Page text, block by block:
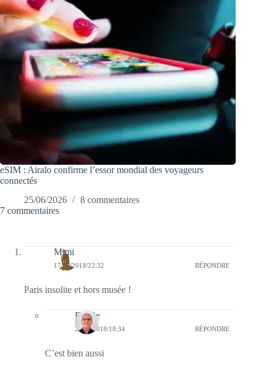
eSIM : Airalo confirme l’essor mondial des voyageurs
connectés
25/06/2026
8 commentaires
7 commentaires
Mimi
17/09/2018/22:32 RÉPONDRE
Paris insolite et hors musée !
Bernie
23/09/2018/18:34 RÉPONDRE
C’est bien aussi